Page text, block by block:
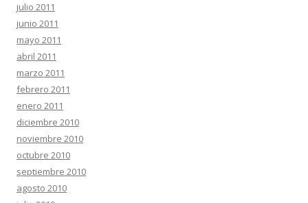
julio 2011
junio 2011
mayo 2011
abril 2011
marzo 2011
febrero 2011
enero 2011
diciembre 2010
noviembre 2010
octubre 2010
septiembre 2010
agosto 2010